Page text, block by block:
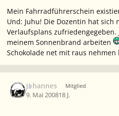
Mein Fahrradführerschein
Und: Juhu! Die Dozentin hat sich
Verlaufsplans zufriedengegeben.
meinem Sonnenbrand arbeiten
Schokolade net mit raus
Johannes Mitglied
9. Mai 200818 J.